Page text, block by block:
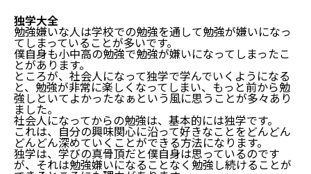
独学大全
勉強嫌いな人は学校での勉強を通して勉強が嫌いになっ
てしまっていることが多いです。
僕自身も小中高の勉強で勉強が嫌いになってしまったこ
とがあります。
ところが、社会人になって独学で学んでいくようになる
と、勉強が非常に楽しくなってしまい、もっと前から勉
強しといてよかったなぁという風に思うことが多々あり
ました。
社会人になってからの勉強は、基本的には独学です。
これは、自分の興味関心に沿って好きなことをどんどん
どんどん深めていくことができる方法になります。
独学は、学びの真骨頂だと僕自身は思っているのです
が、それは勉強嫌いになることなく勉強し続けることが